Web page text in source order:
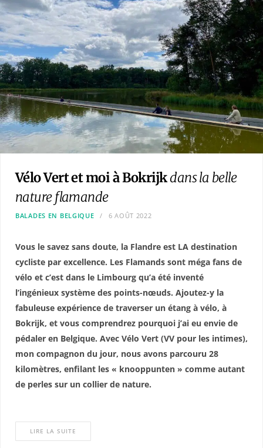
Vélo Vert et moi à Bokrijkdans la belle
nature flamande
BALADES EN BELGIQUE 6 AOÛT 2022
Vous le savez sans doute, la Flandre est LA destination
cycliste par excellence. Les Flamands sont méga fans de
vélo et c’est dans le Limbourg qu’a été inventé
l’ingénieux système des points-nœuds. Ajoutez-y la
fabuleuse expérience de traverser un étang à vélo, à
Bokrijk, et vous comprendrez pourquoi j’ai eu envie de
pédaler en Belgique. Avec Vélo Vert (VV pour les intimes),
mon compagnon du jour, nous avons parcouru 28
kilomètres, enfilant les « knooppunten » comme autant
de perles sur un collier de nature.
LIRE LA SUITE